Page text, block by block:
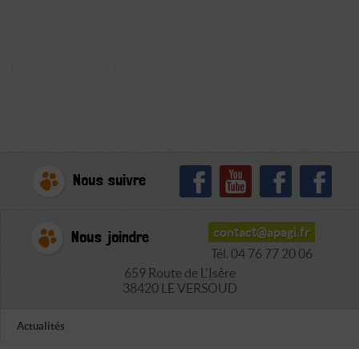
Nous suivre
Nous joindre
contact@apagi.fr
Tél. 04 76 77 20 06
659 Route de L'Isère
38420 LE VERSOUD
Actualités